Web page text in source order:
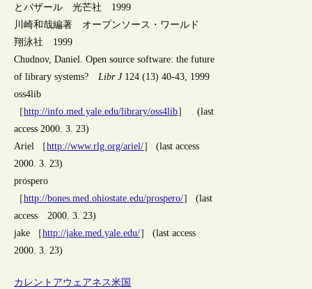
とバザール 光芒社 1999
川崎和哉編著 オープンソース・ワールド
翔泳社 1999
Chudnov, Daniel. Open source software: the future
of library systems?Libr J124 (13) 40-43, 1999
oss4lib
［http://info.med.yale.edu/library/oss4lib］ (last
access 2000. 3. 23)
Ariel ［http://www.rlg.org/ariel/］ (last access
2000. 3. 23)
prospero
［http://bones.med.ohiostate.edu/prospero/］ (last
access 2000. 3. 23)
jake ［http://jake.med.yale.edu/］ (last access
2000. 3. 23)
カレントアウェアネス米国